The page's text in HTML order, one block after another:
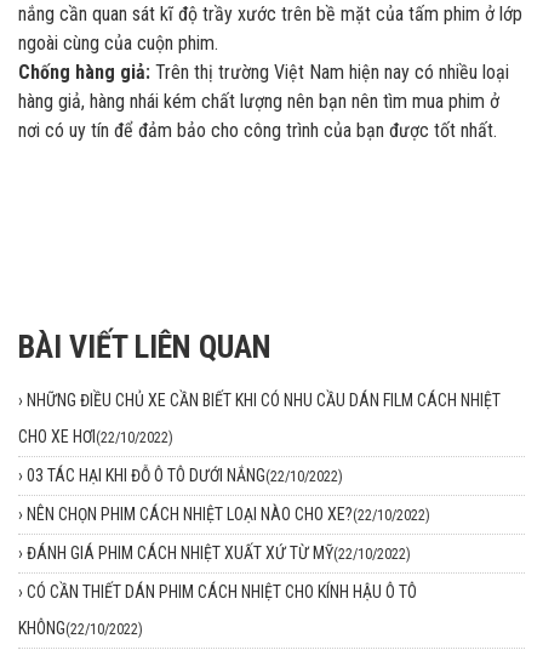
nắng cần quan sát kĩ độ trầy xước trên bề mặt của tấm phim ở lớp
ngoài cùng của cuộn phim.
Chống hàng giả: Trên thị trường Việt Nam hiện nay có nhiều loại
hàng giả, hàng nhái kém chất lượng nên bạn nên tìm mua phim ở
nơi có uy tín để đảm bảo cho công trình của bạn được tốt nhất.
BÀI VIẾT LIÊN QUAN
› NHỮNG ĐIỀU CHỦ XE CẦN BIẾT KHI CÓ NHU CẦU DÁN FILM CÁCH NHIỆT
CHO XE HƠI (22/10/2022)
› 03 TÁC HẠI KHI ĐỖ Ô TÔ DƯỚI NẮNG(22/10/2022)
› NÊN CHỌN PHIM CÁCH NHIỆT LOẠI NÀO CHO XE?(22/10/2022)
› ĐÁNH GIÁ PHIM CÁCH NHIỆT XUẤT XỨ TỪ MỸ(22/10/2022)
› CÓ CẦN THIẾT DÁN PHIM CÁCH NHIỆT CHO KÍNH HẬU Ô TÔ
KHÔNG(22/10/2022)